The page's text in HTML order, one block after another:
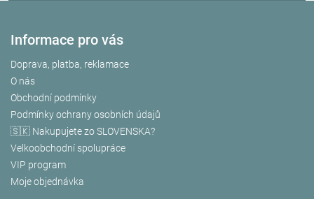
Informace pro vás
Doprava, platba, reklamace
O nás
Obchodní podmínky
Podmínky ochrany osobních údajů
🇸🇰 Nakupujete zo SLOVENSKA?
Velkoobchodní spolupráce
VIP program
Moje objednávka